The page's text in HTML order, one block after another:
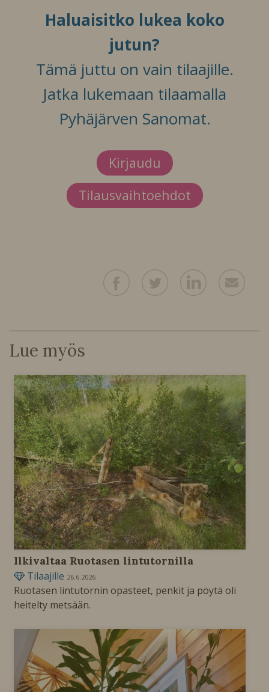
Haluaisitko lukea koko
jutun?
Tämä juttu on vain tilaajille.
Jatka lukemaan tilaamalla
Pyhäjärven Sanomat.
Kirjaudu
Tilausvaihtoehdot
Lue myös
Ilkivaltaa Ruotasen lintutornilla
Tilaajille 26.6.2026
Ruotasen lintutornin opasteet, penkit ja pöytä oli
heitelty metsään.